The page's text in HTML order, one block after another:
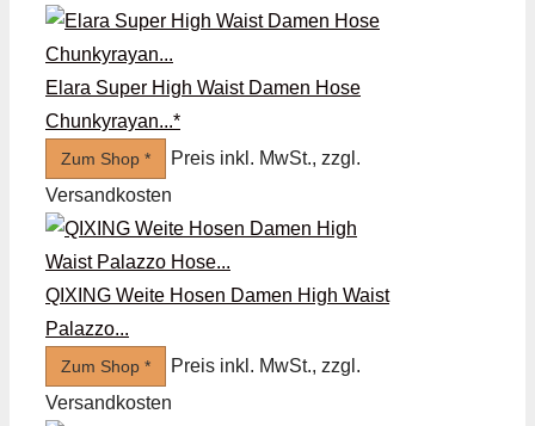
Elara Super High Waist Damen Hose
Chunkyrayan...*
Zum Shop *
Preis inkl. MwSt., zzgl.
Versandkosten
QIXING Weite Hosen Damen High Waist
Palazzo...
Zum Shop *
Preis inkl. MwSt., zzgl.
Versandkosten